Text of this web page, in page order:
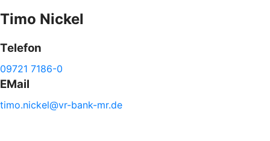
Timo Nickel
Telefon
09721 7186-0
EMail
timo.nickel@vr-bank-mr.de